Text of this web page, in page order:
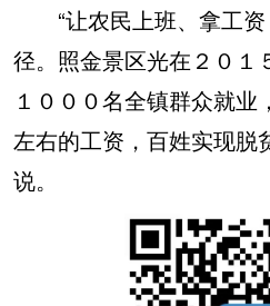
“让农民上班、拿工资
径。照金景区光在２０１
１０００名全镇群众就
左右的工资，百姓实现脱
说。